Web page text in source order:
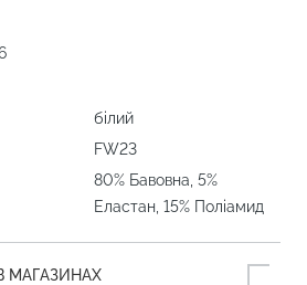
білий
FW23
80% Бавовна, 5%
Еластан, 15% Поліамид
МАГАЗИНАХ